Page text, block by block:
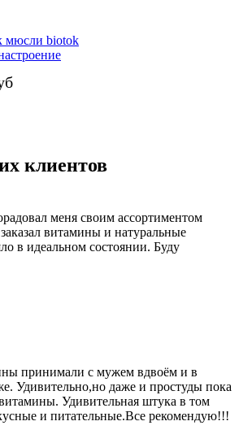
мюсли biotok
клиентов
меня своим ассортиментом
витамины и натуральные
в идеальном состоянии. Буду
принимали с мужем вдвоём и в
Удивительно,но даже и простуды пока
Удивительная штука в том
и питательные.Все рекомендую!!!